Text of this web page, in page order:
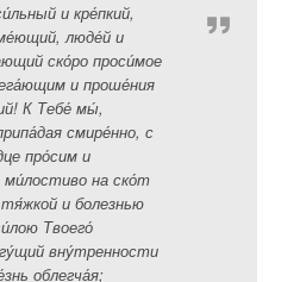
и кре́пкий,
люде́й и
ско́ро проси́мое
и проше́ния
К Тебе́ мы́,
смире́нно, с
про́сим и
ми́лостиво на ско́т
и болезнью
Твоего́
вну́тренности
облегча́я;